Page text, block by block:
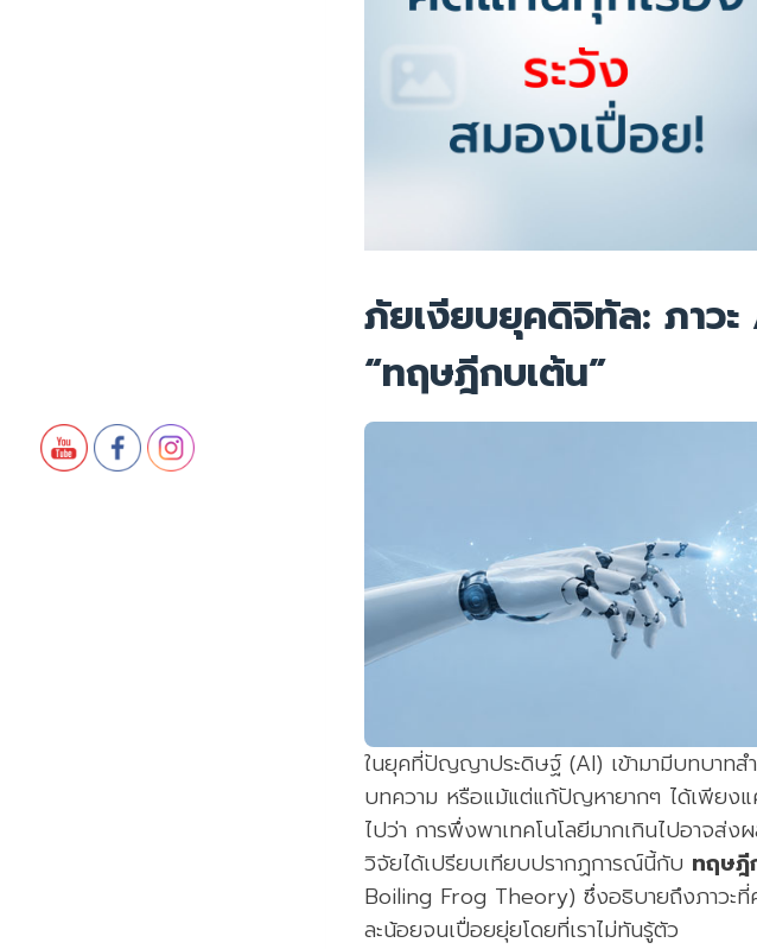
ภัยเงียบยุคดิจิทัล: ภาว
“ทฤษฎีกบเต้น”
ในยุคที่ปัญญาประดิษฐ์ (AI) เข้ามามีบทบาทส
บทความ หรือแม้แต่แก้ปัญหายากๆ ได้เพียง
ไปว่า การพึ่งพาเทคโนโลยีมากเกินไปอาจส่
วิจัยได้เปรียบเทียบปรากฏการณ์นี้กับ ทฤษฎี
Boiling Frog Theory) ซึ่งอธิบายถึงภาวะที่
ละน้อยจนเปื่อยยุ่ยโดยที่เราไม่ทันรู้ตัว